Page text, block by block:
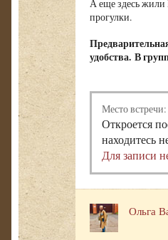
А еще здесь жили
прогулки.
удобства. В
Место встречи:
Откроется
находитесь
Для записи
Ольга